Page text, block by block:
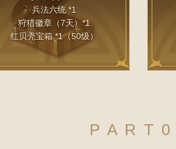
兵法六统 *1
狩猎徽章（7天）*1
红贝壳宝箱 *1（50级）
P A R T 0